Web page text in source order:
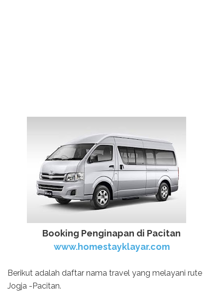
Booking Penginapan di Pacitan
www.homestayklayar.com
Berikut adalah daftar nama travel yang melayani rute
Jogja -Pacitan.